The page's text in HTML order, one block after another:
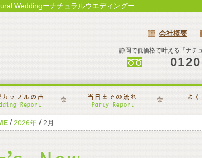
Weddingーナチュラルウエディングー
会社概要
静岡で低価格で叶える「ナチ
/ 2026年 / 2月